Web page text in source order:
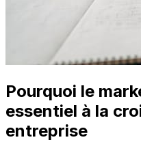
Pourquoi le
essentiel à la
entreprise